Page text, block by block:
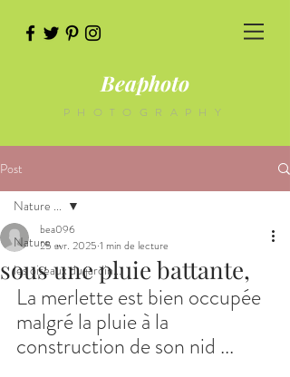
Beaphoto
PHOTOGRAPHY
Post
Nature ...
les oiseaux du jardin...
Nature ...
sous une pluie battante,
bea096
25 avr. 2025 1 min de lecture
La merlette est bien occupée
malgré la pluie à la
construction de son nid ...